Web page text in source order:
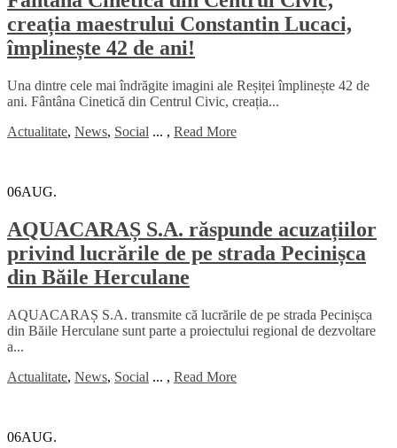
creația maestrului Constantin Lucaci,
împlinește 42 de ani!
Una dintre cele mai îndrăgite imagini ale Reșiței împlinește 42 de
ani. Fântâna Cinetică din Centrul Civic, creația...
Actualitate, News, Social ... , Read More
06AUG.
AQUACARAȘ S.A. răspunde acuzațiilor
privind lucrările de pe strada Pecinișca
din Băile Herculane
AQUACARAȘ S.A. transmite că lucrările de pe strada Pecinișca
din Băile Herculane sunt parte a proiectului regional de dezvoltare
a...
Actualitate, News, Social ... , Read More
06AUG.